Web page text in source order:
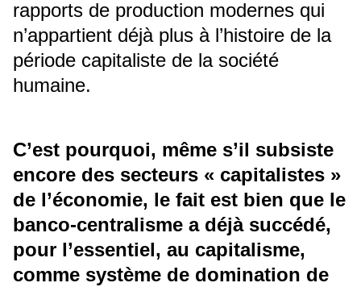
rapports de production modernes qui
n’appartient déjà plus à l’histoire de la
période capitaliste de la société
humaine.
C’est pourquoi, même s’il subsiste
encore des secteurs « capitalistes »
de l’économie, le fait est bien que le
banco-centralisme a déjà succédé,
pour l’essentiel, au capitalisme,
comme système de domination de